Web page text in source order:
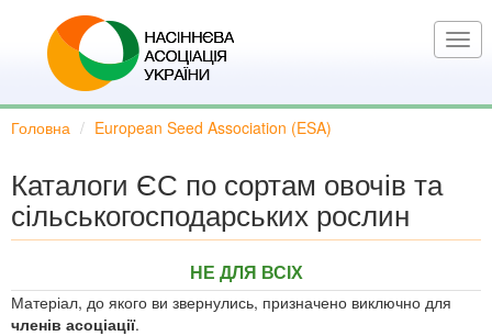
основного
Головна European Seed Association (ESA)
Каталоги ЄС по сортам овочів та
сільськогосподарських рослин
НЕ ДЛЯ ВСІХ
Матеріал, до якого ви звернулись, призначено виключно для
членів асоціації.